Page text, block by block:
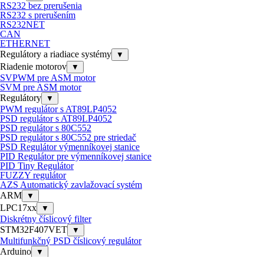
RS232 bez prerušenia
RS232 s prerušením
RS232NET
CAN
ETHERNET
Regulátory a riadiace systémy
▼
Riadenie motorov ▼
SVPWM pre ASM motor
SVM pre ASM motor
Regulátory
▼
PWM regulátor s AT89LP4052
PSD regulátor s AT89LP4052
PSD regulátor s 80C552
PSD regulátor s 80C552 pre striedač
PSD Regulátor výmenníkovej stanice
PID Regulátor pre výmenníkovej stanice
PID Tiny Regulátor
FUZZY regulátor
AZS Automatický zavlažovací systém
ARM
▼
LPC17xx ▼
Diskrétny číslicový filter
STM32F407VET
▼
Multifunkčný PSD číslicový regulátor
Arduino
▼